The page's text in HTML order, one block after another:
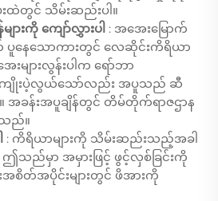
ထဲတွင် သိမ်းဆည်းပါ။
ားကို ကျော်လွှားပါ : အအေးမြောက်
ပူနေသောကားတွင် လေဆိုင်းကိရိယာ
ေးများလွန်းပါက ရော်ဘာ
ကျိုးပဲ့လွယ်သော်လည်း အပူသည် ဆီ
အခန်းအပူချိန်တွင် တိမ်တိုက်ရာဇဌာန
ည်။
: ကိရိယာများကို သိမ်းဆည်းသည့်အခါ
ဤသည်မှာ အမှားဖြင့် ဖွင့်လှစ်ခြင်းကို
စိတ်အပိုင်းများတွင် ဖိအားကို